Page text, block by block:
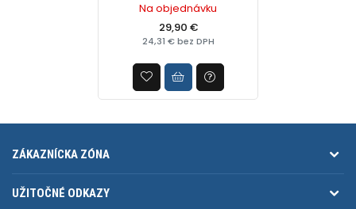
Profesionálne využitie
Na objednávku
29,90 €
24,31 € bez DPH
ZÁKAZNÍCKA ZÓNA
UŽITOČNÉ ODKAZY